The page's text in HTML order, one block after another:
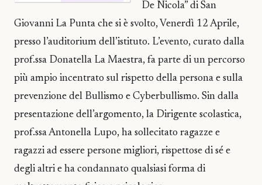
De Nicola” di San
Giovanni La Punta che si è svolto, Venerdì 12 Aprile,
presso l’auditorium dell’istituto. L’evento, curato dalla
prof.ssa Donatella La Maestra, fa parte di un percorso
più ampio incentrato sul rispetto della persona e sulla
prevenzione del Bullismo e Cyberbullismo. Sin dalla
presentazione dell’argomento, la Dirigente scolastica,
prof.ssa Antonella Lupo, ha sollecitato ragazze e
ragazzi ad essere persone migliori, rispettose di sé e
degli altri e ha condannato qualsiasi forma di